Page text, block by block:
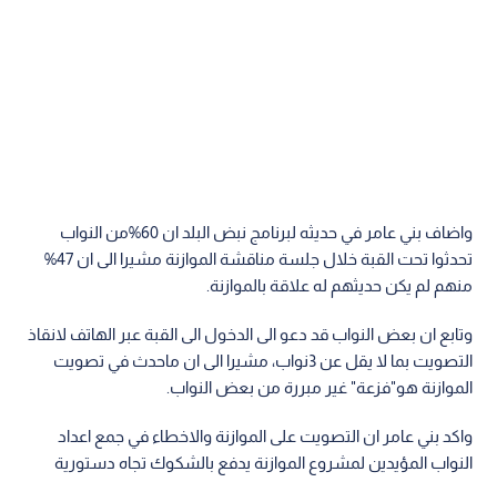
واضاف بني عامر في حديثه لبرنامج نبض البلد ان 60%من النواب
تحدثوا تحت القبة خلال جلسة مناقشة الموازنة مشيرا الى ان 47%
منهم لم يكن حديثهم له علاقة بالموازنة.
وتابع ان بعض النواب قد دعو الى الدخول الى القبة عبر الهاتف لانقاذ
التصويت بما لا يقل عن 3نواب، مشيرا الى ان ماحدث في تصويت
الموازنة هو"فزعة" غير مبررة من بعض النواب.
واكد بني عامر ان التصويت على الموازنة والاخطاء في جمع اعداد
النواب المؤيدين لمشروع الموازنة يدفع بالشكوك تجاه دستورية